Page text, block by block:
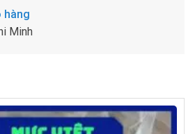
hàng
Minh